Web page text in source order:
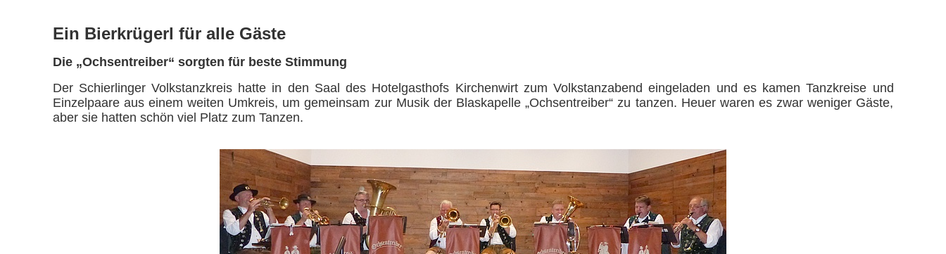
Ein Bierkrügerl für alle Gäste
Die „Ochsentreiber“ sorgten für beste Stimmung
Der Schierlinger Volkstanzkreis hatte in den Saal des Hotelgasthofs Kirchenwirt zum Volkstanzabend eingeladen und es kamen Tanzkreise und
Einzelpaare aus einem weiten Umkreis, um gemeinsam zur Musik der Blaskapelle „Ochsentreiber“ zu tanzen. Heuer waren es zwar weniger Gäste,
aber sie hatten schön viel Platz zum Tanzen.